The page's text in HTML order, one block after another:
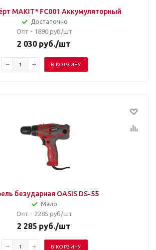
MAKIT* FC001 Аккумуляторный
Достаточно
Опт - 1890 руб/шт
2 030руб./шт
В КОРЗИНУ
безударная OASIS DS-55
Мало
Опт - 2285 руб/шт
2 285руб./шт
В КОРЗИНУ